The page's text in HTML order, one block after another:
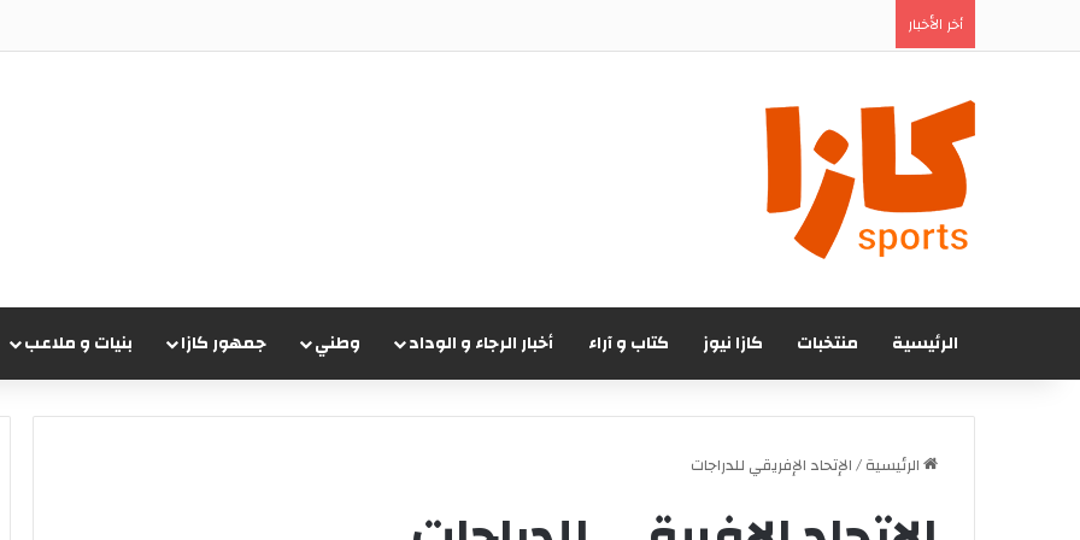
أخر الأخبار
الرئيسية منتخبات كازا نيوز كتاب و آراء أخبار الرجاء و الوداد وطني جمهور كازا بنيات و ملاعب
الرئيسية/الإتحاد الإفريقي للدراجات